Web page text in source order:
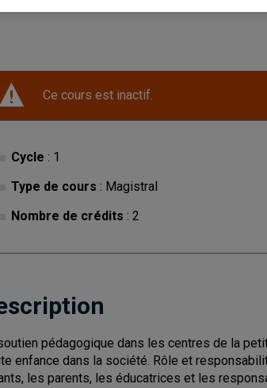
Ce cours est inactif.
Cycle : 1
Type de cours : Magistral
Nombre de crédits : 2
pédagogique dans les centres de la
enfance dans la société. Rôle et
les parents, les éducatrices et les